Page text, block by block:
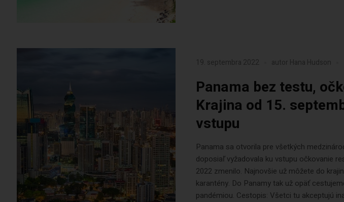
19. septembra 2022 autor Hana Hudson
Panama bez testu,
Krajina od 15.
vstupu
Panama sa otvorila pre všetkých
doposiaľ vyžadovala ku vstupu očkovanie
2022 zmenilo. Najnovšie už môžete do
karantény. Do Panamy tak už opäť
pandémiou. Cestopis: Všetci tu akceptujú